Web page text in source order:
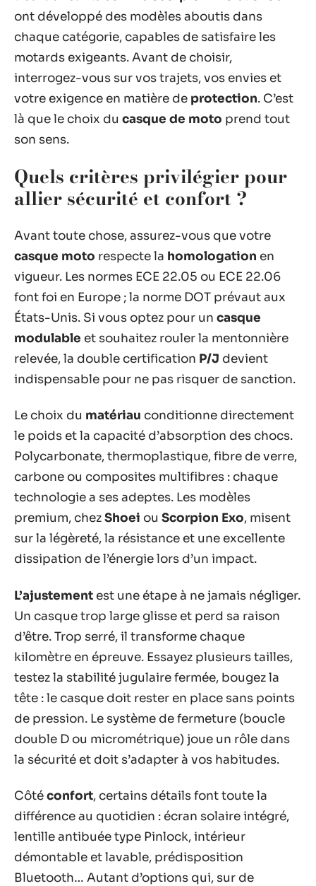
ont développé des modèles aboutis dans
chaque catégorie, capables de satisfaire les
motards exigeants. Avant de choisir,
interrogez-vous sur vos trajets, vos envies et
votre exigence en matière de protection. C’est
là que le choix du casque de moto prend tout
son sens.
Quels critères privilégier pour
allier sécurité et confort ?
Avant toute chose, assurez-vous que votre
casque moto respecte la homologation en
vigueur. Les normes ECE 22.05 ou ECE 22.06
font foi en Europe ; la norme DOT prévaut aux
États-Unis. Si vous optez pour un casque
modulable et souhaitez rouler la mentonnière
relevée, la double certification P/J devient
indispensable pour ne pas risquer de sanction.
Le choix du matériau conditionne directement
le poids et la capacité d’absorption des chocs.
Polycarbonate, thermoplastique, fibre de verre,
carbone ou composites multifibres : chaque
technologie a ses adeptes. Les modèles
premium, chezShoei ou Scorpion Exo, misent
sur la légèreté, la résistance et une excellente
dissipation de l’énergie lors d’un impact.
L’ajustement est une étape à ne jamais négliger.
Un casque trop large glisse et perd sa raison
d’être. Trop serré, il transforme chaque
kilomètre en épreuve. Essayez plusieurs tailles,
testez la stabilité jugulaire fermée, bougez la
tête : le casque doit rester en place sans points
de pression. Le système de fermeture (boucle
double D ou micrométrique) joue un rôle dans
la sécurité et doit s’adapter à vos habitudes.
Côtéconfort, certains détails font toute la
différence au quotidien : écran solaire intégré,
lentille antibuée type Pinlock, intérieur
démontable et lavable, prédisposition
Bluetooth… Autant d’options qui, sur de